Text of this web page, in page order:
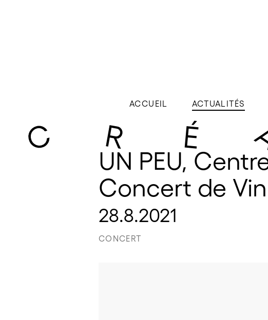
ACCUEIL ACTUALITÉS
UN PEU,
Concert de
28.8.2021
CONCERT